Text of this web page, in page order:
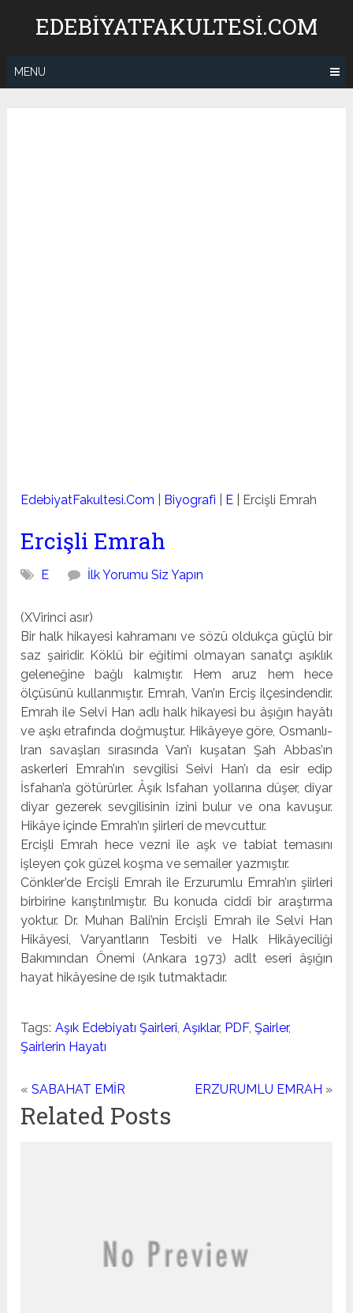
EDEBIYATFAKULTESI.COM
MENU
EdebiyatFakultesi.Com Biyografi E Ercişli Emrah
Ercişli Emrah
E İlk Yorumu Siz Yapın
(XVirinci asır)
Bir halk hikayesi kahramanı ve sözü oldukça güçlü bir
saz şairidir. Köklü bir eğitimi olmayan sanatçı aşıklık
geleneğine bağlı kalmıştır. Hem aruz hem hece
ölçüsünü kullanmıştır. Emrah, Van’ın Erciş ilçesindendir.
Emrah ile Selvi Han adlı halk hikayesi bu âşığın hayâtı
ve aşkı etrafında doğmuştur. Hikâyeye göre, Osmanlı-
lran savaşları sırasın­da Van’ı kuşatan Şah Abbas’ın
askerleri Emrah’ın sevgilisi Seivi Han’ı da esir edip
İsfahan’a götürürler. Âşık Isfahan yollarına düşer, diyar
diyar gezerek sevgilisinin izini bulur ve ona kavuşur.
Hikâye içinde Emrah’ın şiirleri de mevcut­tur.
Ercişli Emrah hece vezni ile aşk ve tabiat temasını
işle­yen çok güzel koşma ve semailer yazmıştır.
Cönkler’de Ercişli Emrah ile Erzurumlu Emrah’ın şiirleri
birbirine karıştırılmıştır. Bu konuda ciddî bir araştırma
yok­tur. Dr. Muhan Bali’nin Ercişli Emrah ile Selvi Han
Hikâyesi, Varyantların Tesbiti ve Halk Hikâyeciliği
Bakımından Öne­mi (Ankara 1973) adlt eseri âşığın
hayat hikâyesine de ışık tutmaktadır.
Tags: Aşık Edebiyatı Şairleri,Aşıklar, PDF,Şairler,
Şairlerin Hayatı
«SABAHAT EMİR ERZURUMLU EMRAH »
Related Posts